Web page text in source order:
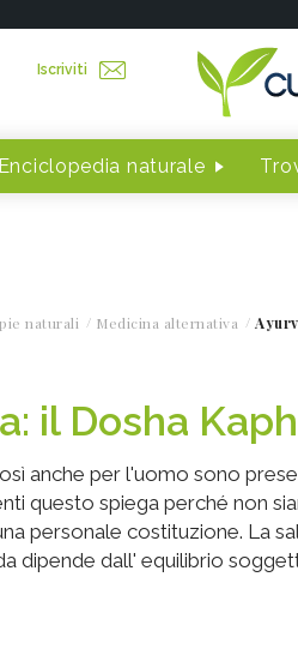
Iscriviti
Enciclopedia naturale
naturali Medicina alternativa
il Dosha
anche per l'uomo sono
questo spiega perché non
personale costituzione. La
dipende dall' equilibrio